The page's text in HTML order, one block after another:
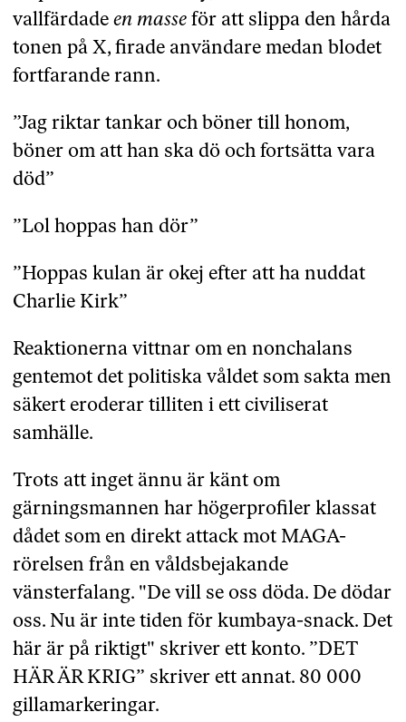
vallfärdadeen masse för att slippa den hårda
tonen på X, firade användare medan blodet
fortfarande rann.
”Jag riktar tankar och böner till honom,
böner om att han ska dö och fortsätta vara
död”
”Lol hoppas han dör”
”Hoppas kulan är okej efter att ha nuddat
Charlie Kirk”
Reaktionerna vittnar om en nonchalans
gentemot det politiska våldet som sakta men
säkert eroderar tilliten i ett civiliserat
samhälle.
Trots att inget ännu är känt om
gärningsmannen har högerprofiler klassat
dådet som en direkt attack mot MAGA-
rörelsen från en våldsbejakande
vänsterfalang. "De vill se oss döda. De dödar
oss. Nu är inte tiden för kumbaya-snack. Det
här är på riktigt" skriver ett konto. ”DET
HÄR ÄR KRIG” skriver ett annat. 80 000
gillamarkeringar.